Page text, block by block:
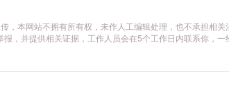
，本网站不拥有所有权，未作人工编辑处理，也不承担相关
，并提供相关证据，工作人员会在5个工作日内联系你，一